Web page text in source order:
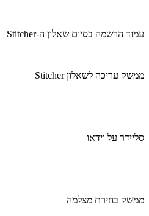
עמוד הרשמה בסיום שאלון ה-Stitcher
ממשק עריכה לשאלון Stitcher
סליידר על וידאו
ממשק בחירת מצלמה